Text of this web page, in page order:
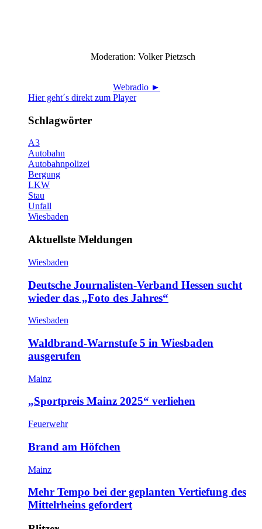
Moderation: Volker Pietzsch
Webradio ►
Hier geht´s direkt zum Player
Schlagwörter
A3
Autobahn
Autobahnpolizei
Bergung
LKW
Stau
Unfall
Wiesbaden
Aktuellste Meldungen
Wiesbaden
Deutsche Journalisten-Verband Hessen sucht
wieder das „Foto des Jahres“
Wiesbaden
Waldbrand-Warnstufe 5 in Wiesbaden
ausgerufen
Mainz
„Sportpreis Mainz 2025“ verliehen
Feuerwehr
Brand am Höfchen
Mainz
Mehr Tempo bei der geplanten Vertiefung des
Mittelrheins gefordert